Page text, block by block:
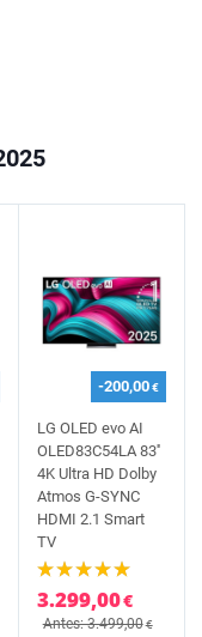
-200,00€
LG OLED evo AI
OLED83C54LA 83''
4K Ultra HD Dolby
Atmos G-SYNC
HDMI 2.1 Smart
TV
3.299,00€
Antes: 3.499,00€